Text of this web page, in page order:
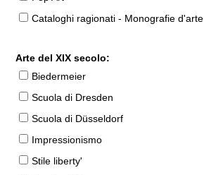
Cataloghi ragionati - Monografie d'arte
Arte del XIX secolo:
Biedermeier
Scuola di Dresden
Scuola di Düsseldorf
Impressionismo
Stile liberty'